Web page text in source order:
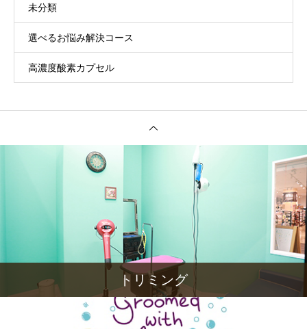
未分類
選べるお悩み解決コース
高濃度酸素カプセル
トリミング